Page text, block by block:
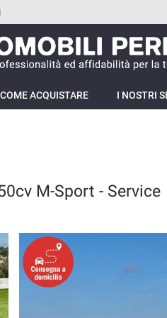
COME ACQUISTARE I NOSTRI
M-Sport - Service